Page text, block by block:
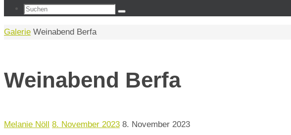
Suchen
Suchen
Start
Galerie Weinabend Berfa
Weinabend Berfa
Melanie Nöll 8. November 2023 8. November 2023